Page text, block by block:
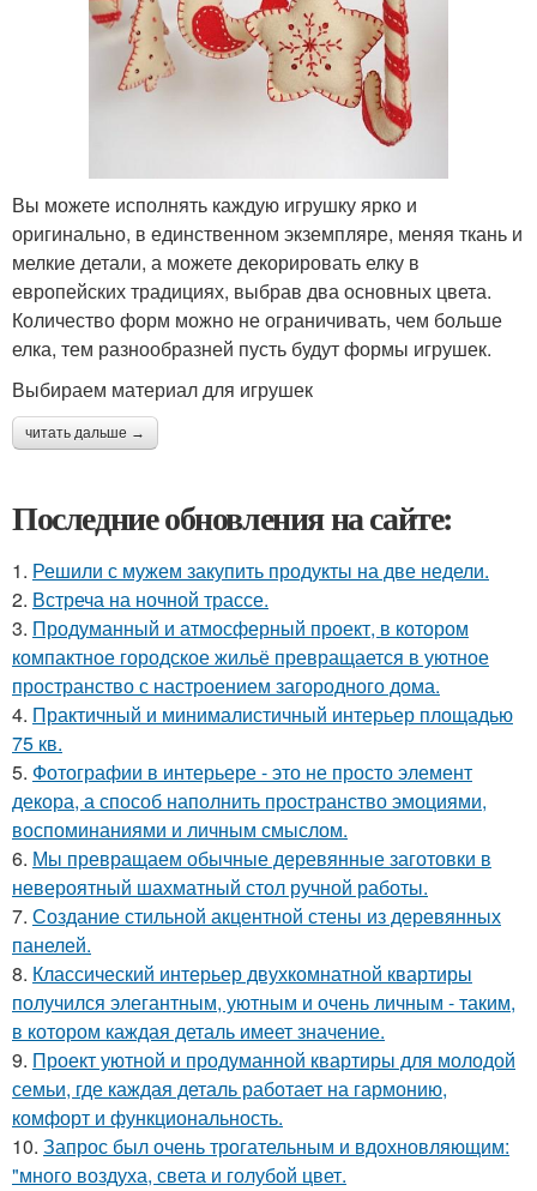
Вы можете исполнять каждую игрушку ярко и
оригинально, в единственном экземпляре, меняя ткань и
мелкие детали, а можете декорировать елку в
европейских традициях, выбрав два основных цвета.
Количество форм можно не ограничивать, чем больше
елка, тем разнообразней пусть будут формы игрушек.
Выбираем материал для игрушек
читать дальше →
Последние обновления на сайте:
1. Решили с мужем закупить продукты на две недели.
2. Встреча на ночной трассе.
3. Продуманный и атмосферный проект, в котором
компактное городское жильё превращается в уютное
пространство с настроением загородного дома.
4. Практичный и минималистичный интерьер площадью
75 кв.
5. Фотографии в интерьере - это не просто элемент
декора, а способ наполнить пространство эмоциями,
воспоминаниями и личным смыслом.
6. Мы превращаем обычные деревянные заготовки в
невероятный шахматный стол ручной работы.
7. Создание стильной акцентной стены из деревянных
панелей.
8. Классический интерьер двухкомнатной квартиры
получился элегантным, уютным и очень личным - таким,
в котором каждая деталь имеет значение.
9. Проект уютной и продуманной квартиры для молодой
семьи, где каждая деталь работает на гармонию,
комфорт и функциональность.
10. Запрос был очень трогательным и вдохновляющим:
"много воздуха, света и голубой цвет.